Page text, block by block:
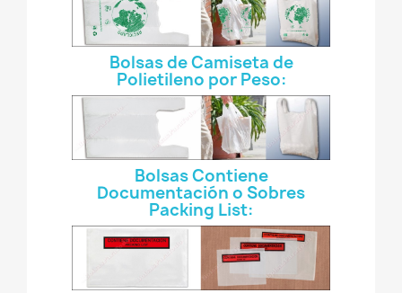
Bolsas de Camiseta de
Polietileno por Peso:
Bolsas Contiene
Documentación o Sobres
Packing List: